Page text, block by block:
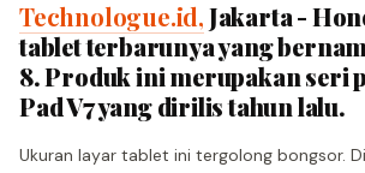
Technologue.id,Jakarta -
tablet terbarunya yang
8. Produk ini merupakan seri
Pad V7 yang dirilis tahun lalu.
Ukuran layar tablet ini tergolong bongsor.